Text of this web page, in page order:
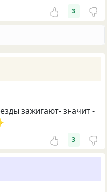
3
зажигают- значит -
3